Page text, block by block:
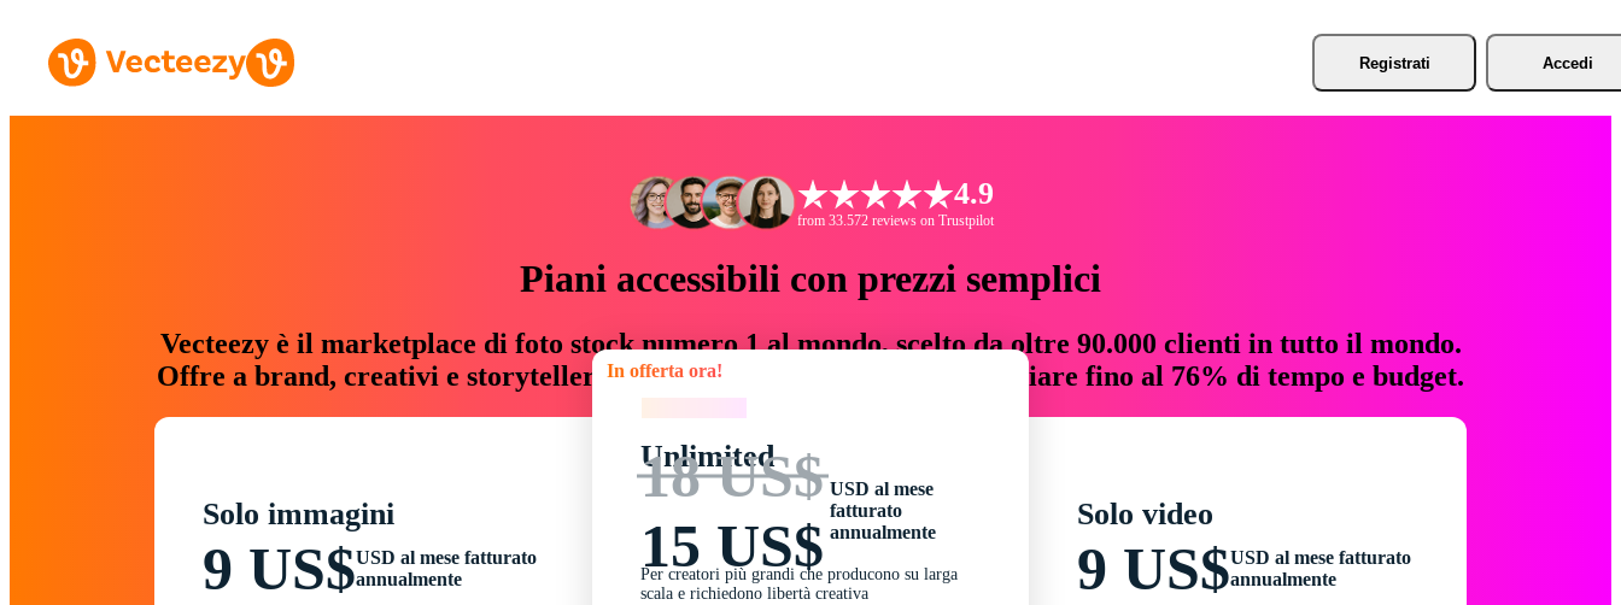
Registrati Accedi
4.9
from 33.572 reviews on Trustpilot
Piani accessibili con prezzi semplici
Vecteezy è il marketplace di foto stock numero 1 al mondo, scelto da oltre 90.000 clienti in tutto il mondo.
Offre a brand, creativi e storyteller risorse creative che fanno risparmiare fino al 76% di tempo e budget.
Solo immagini
9 US$USD al mese fatturato
annualmente
In offerta ora!
Unlimited
18 US$
15 US$
USD al mese
fatturato
annualmente
Per creatori più grandi che producono su larga
scala e richiedono libertà creativa
Solo video
9 US$USD al mese fatturato
annualmente